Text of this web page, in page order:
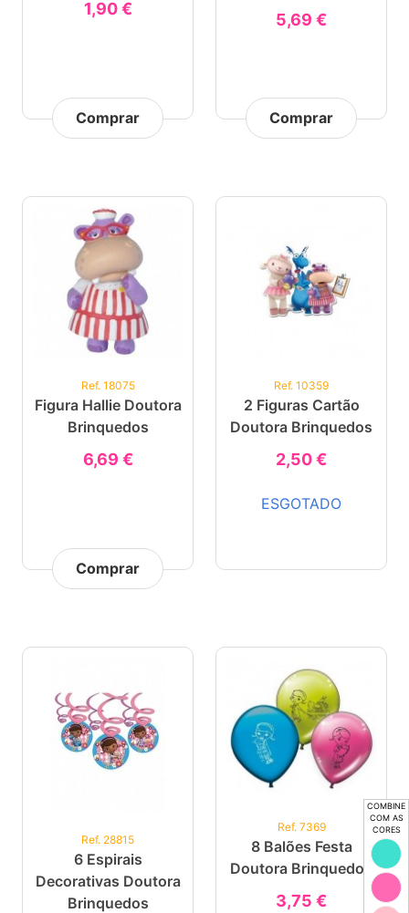
COMBINE
COM AS
CORES
1,90 €
Comprar
5,69 €
Comprar
Ref. 18075
Figura Hallie Doutora
Brinquedos
6,69 €
Comprar
Ref. 10359
2 Figuras Cartão
Doutora Brinquedos
2,50 €
ESGOTADO
Ref. 28815
6 Espirais
Decorativas Doutora
Brinquedos
Ref. 7369
8 Balões Festa
Doutora Brinquedos
3,75 €